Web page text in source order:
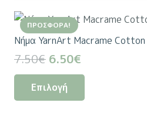
ΠΡΟΣΦΟΡΆ!
Nήμα YarnArt Macrame
7.50€ Original
price
was:
7.50€.
6.50€
τρέχουσα
είναι:
Επιλογή